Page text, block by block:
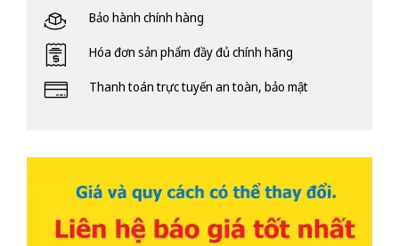
Bảo hành chính hàng
Hóa đơn sản phẩm đầy đủ chính hãng
Thanh toán trực tuyến an toàn, bảo mật